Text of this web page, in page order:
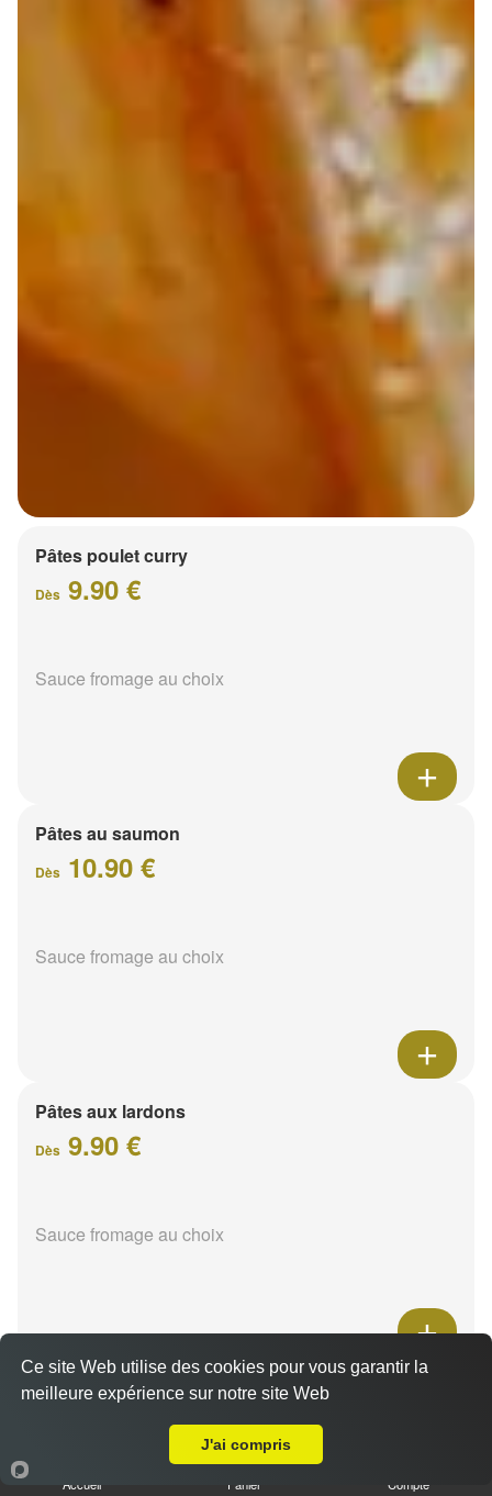
Pâtes poulet curry
Dès 9.90 €
Sauce fromage au choix
Pâtes au saumon
Dès 10.90 €
Sauce fromage au choix
Pâtes aux lardons
Dès 9.90 €
Sauce fromage au choix
Pâtes au poulet
Accueil Panier Compte
Ce site Web utilise des cookies pour vous garantir la
meilleure expérience sur notre site Web
J'ai compris